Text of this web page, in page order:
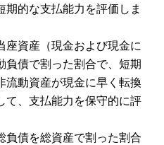
期的な支払能力を評価しま
座資産（現金および現金に
負債で割った割合で、短期
流動資産が現金に早く転換
て、支払能力を保守的に評
負債を総資産で割った割合